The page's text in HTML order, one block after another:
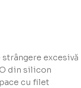
excesivă
din silicon
cu filet